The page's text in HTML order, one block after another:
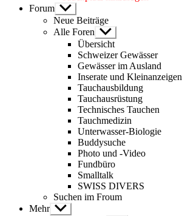
Forum Untermenü
anzeigen
Neue Beiträge
Alle Foren Untermenü
anzeigen
Übersicht
Schweizer Gewässer
Gewässer im Ausland
Inserate und Kleinanzeigen
Tauchausbildung
Tauchausrüstung
Technisches Tauchen
Tauchmedizin
Unterwasser-Biologie
Buddysuche
Photo und -Video
Fundbüro
Smalltalk
SWISS DIVERS
Suchen im Froum
Mehr Untermenü